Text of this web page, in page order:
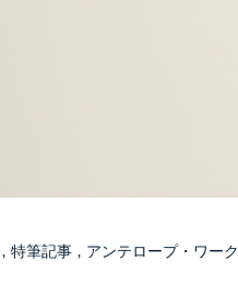
, 特筆記事 , アンテロープ・ワーク